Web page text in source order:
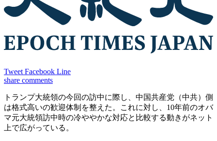
Tweet Facebook Line
share comments
トランプ大統領の今回の訪中に際し、中国共産党（中共）側
は格式高いの歓迎体制を整えた。これに対し、10年前のオバ
マ元大統領訪中時の冷ややかな対応と比較する動きがネット
上で広がっている。